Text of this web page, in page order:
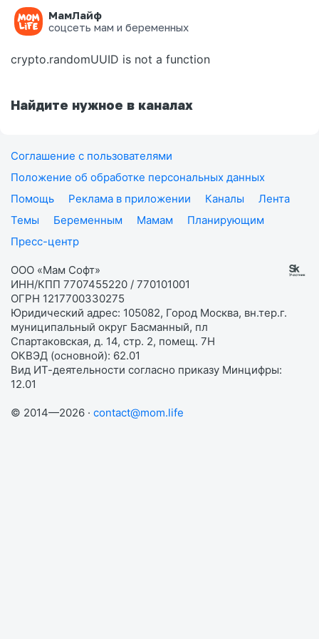
МамЛайф
соцсеть мам и беременных
Ошибка на странице
crypto.randomUUID is not a function
Найдите нужное в каналах
Соглашение с пользователями
Положение об обработке персональных данных
Помощь
Реклама в приложении Каналы
Лента
Темы
Беременным Мамам
Планирующим
Пресс-центр
ООО «Мам Софт»
ИНН/КПП 7707455220 / 770101001
ОГРН 1217700330275
Юридический адрес: 105082, Город Москва, вн.тер.г.
муниципальный округ Басманный, пл
Спартаковская, д. 14, стр. 2, помещ. 7Н
ОКВЭД (основной): 62.01
Вид ИТ-деятельности согласно приказу Минцифры:
12.01
© 2014—2026 · contact@mom.life